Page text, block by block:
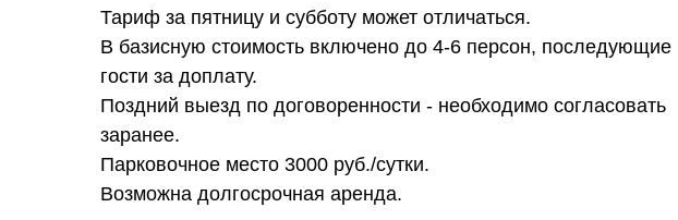
Тариф за пятницу и субботу может отличаться.
В базисную стоимость включено до 4-6 персон, последующие
гости за доплату.
Поздний выезд по договоренности - необходимо согласовать
заранее.
Парковочное место 3000 руб./сутки.
Возможна долгосрочная аренда.